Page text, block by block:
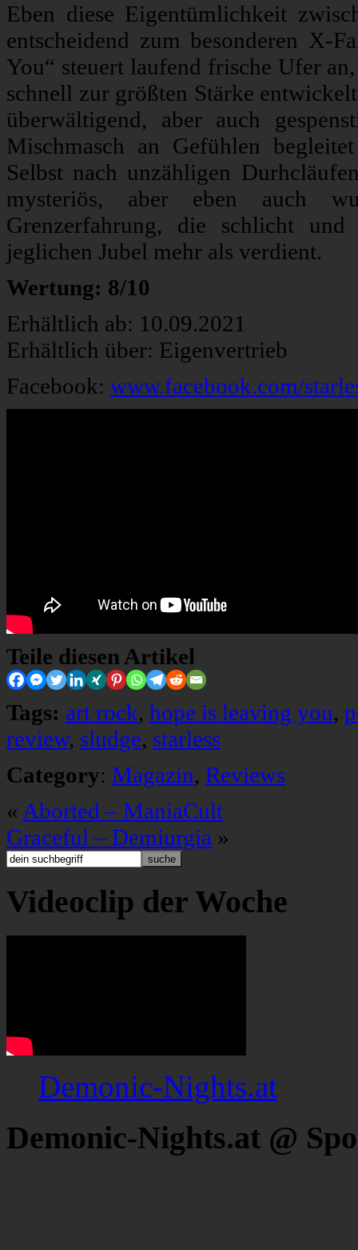
Eben diese Eigentümlichkeit
entscheidend zum besonderen X-
You“ steuert laufend frische Ufer
schnell zur größten Stärke
überwältigend, aber auch
Mischmasch an Gefühlen
Selbst nach unzähligen
mysteriös, aber eben auch
Grenzerfahrung, die schlicht
jeglichen Jubel mehr als verdient.
Wertung: 8/10
Erhältlich ab: 10.09.2021
Erhältlich über: Eigenvertrieb
Facebook: www.facebook.com/
Teile diesen Artikel
Tags: art rock, hope is leaving you,
review, sludge, starless
Category: Magazin, Reviews
« Aborted – ManiaCult
Graceful – Demiurgia »
Videoclip der Woche
Demonic-Nights.at
Demonic-Nights.at @